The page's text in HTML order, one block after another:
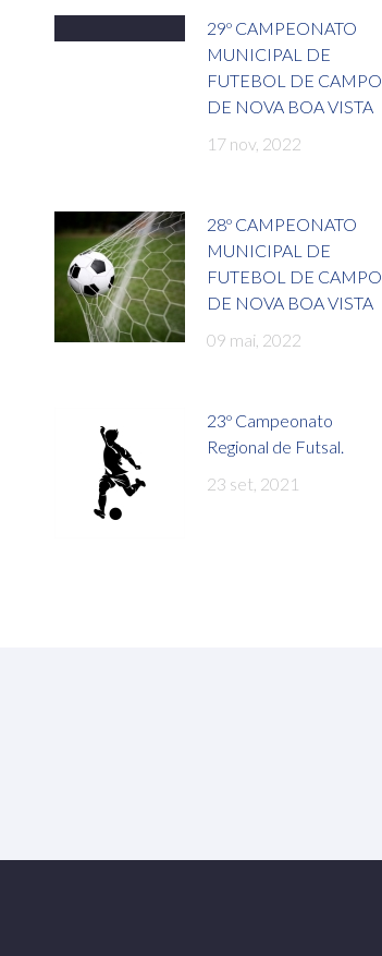
29º CAMPEONATO
MUNICIPAL DE
FUTEBOL DE CAMPO
DE NOVA BOA VISTA
17 nov, 2022
28º CAMPEONATO
MUNICIPAL DE
FUTEBOL DE CAMPO
DE NOVA BOA VISTA
09 mai, 2022
23º Campeonato
Regional de Futsal.
23 set, 2021